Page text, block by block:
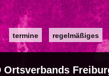
Main
navigation
termine regelmäßiges
Ortsverbands